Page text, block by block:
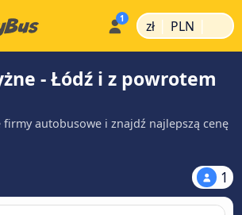
zł | PLN |
- Łódź i z powrotem
firmy autobusowe i znajdź najlepszą cenę
1